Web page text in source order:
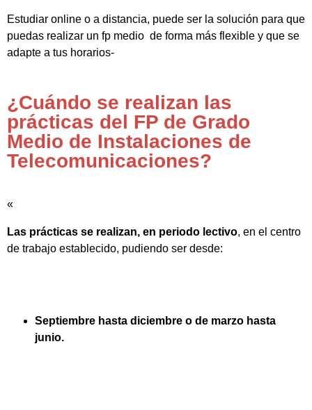
Estudiar online o a distancia, puede ser la solución para que
puedas realizar un fp medio de forma más flexible y que se
adapte a tus horarios-
¿Cuándo se realizan las
prácticas del FP de Grado
Medio de Instalaciones de
Telecomunicaciones?
«
Las prácticas se realizan, en periodo lectivo, en el centro
de trabajo establecido, pudiendo ser desde:
Septiembre hasta diciembre o de marzo hasta
junio.